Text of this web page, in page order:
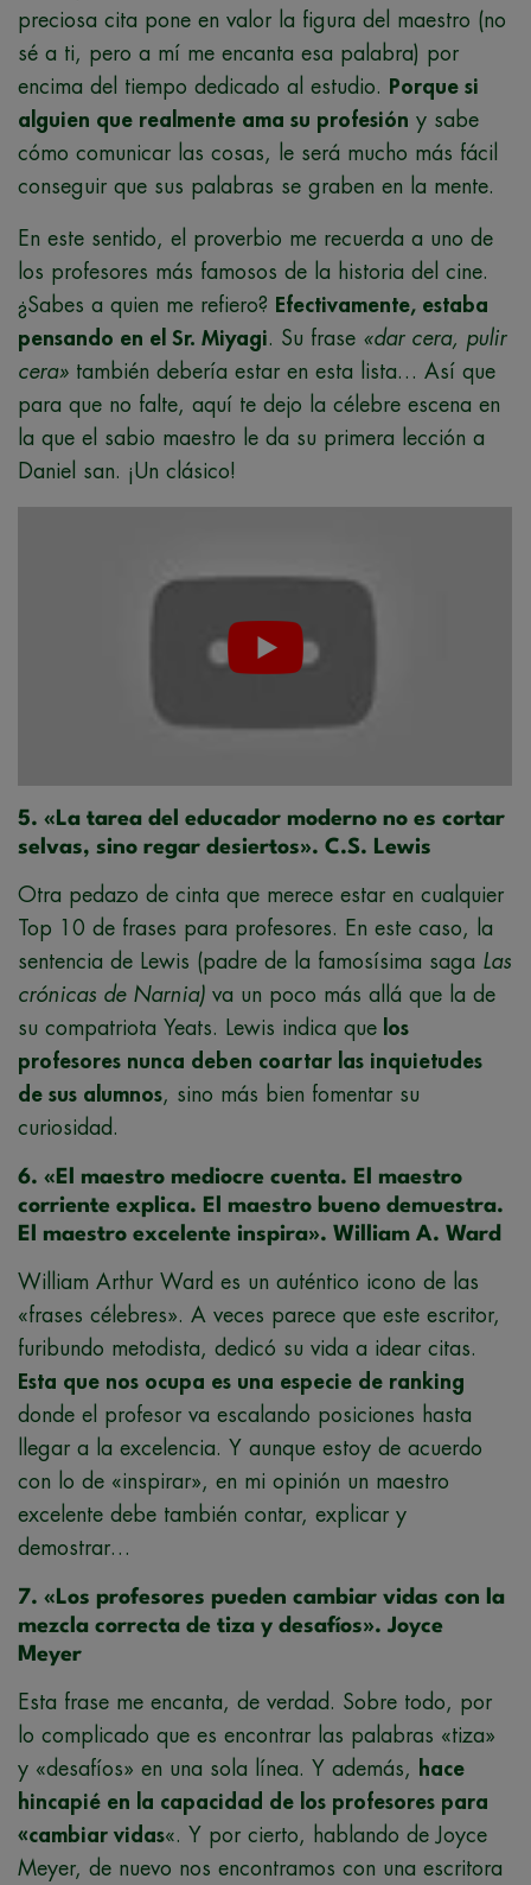
preciosa cita pone en valor la figura del maestro (no
sé a ti, pero a mí me encanta esa palabra) por
encima del tiempo dedicado al estudio.
Porque si
alguien que realmente ama su profesión y sabe
cómo comunicar las cosas, le será mucho más fácil
conseguir que sus palabras se graben en la mente.
En este sentido, el proverbio me recuerda a uno de
los profesores más famosos de la historia del cine.
¿Sabes a quien me refiero? Efectivamente, estaba
pensando en el Sr. Miyagi. Su frase «dar cera, pulir
cera» también debería estar en esta lista… Así que
para que no falte, aquí te dejo la célebre escena en
la que el sabio maestro le da su primera lección a
Daniel san. ¡Un clásico!
5. «La tarea del educador moderno no es cortar
selvas, sino regar desiertos». C.S. Lewis
Otra pedazo de cinta que merece estar en cualquier
Top 10 de frases para profesores. En este caso, la
sentencia de Lewis (padre de la famosísima saga Las
crónicas de Narnia) va un poco más allá que la de
su compatriota Yeats. Lewis indica que los
profesores nunca deben coartar las inquietudes
de sus alumnos, sino más bien fomentar su
curiosidad.
6. «El maestro mediocre cuenta. El maestro
corriente explica. El maestro bueno demuestra.
El maestro excelente inspira». William A. Ward
William Arthur Ward es un auténtico icono de las
«frases célebres». A veces parece que este escritor,
furibundo metodista, dedicó su vida a idear citas.
Esta que nos ocupa es una especie de ranking
donde el profesor va escalando posiciones hasta
llegar a la excelencia. Y aunque estoy de acuerdo
con lo de «inspirar», en mi opinión un maestro
excelente debe también contar, explicar y
demostrar…
7. «Los profesores pueden cambiar vidas con la
mezcla correcta de tiza y desafíos». Joyce
Meyer
Esta frase me encanta, de verdad. Sobre todo, por
lo complicado que es encontrar las palabras «tiza»
y «desafíos» en una sola línea. Y además,
hace
hincapié en la capacidad de los profesores para
«cambiar vidas«. Y por cierto, hablando de Joyce
Meyer, de nuevo nos encontramos con una escritora